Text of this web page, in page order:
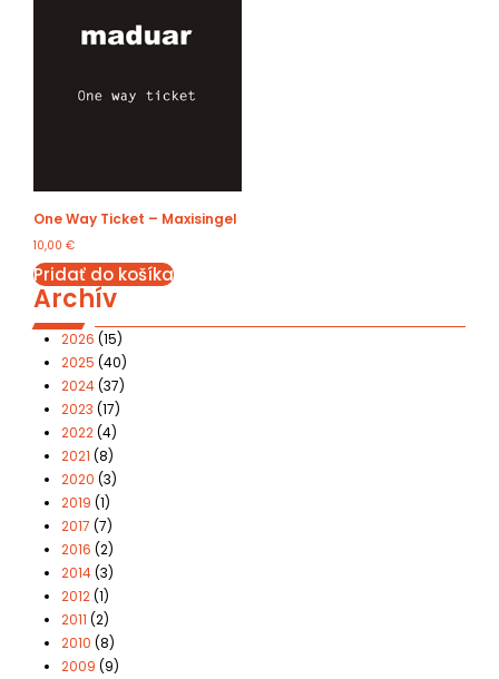
One Way Ticket – Maxisingel
10,00 €
Pridať do košíka
Archív
2026 (15)
2025 (40)
2024(37)
2023 (17)
2022(4)
2021 (8)
2020 (3)
2019 (1)
2017 (7)
2016 (2)
2014(3)
2012(1)
2011 (2)
2010 (8)
2009 (9)